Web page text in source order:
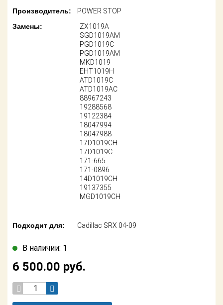
Возврат
Производитель:
POWER STOP
Замены:
ZX1019A
SGD1019AM
PGD1019C
PGD1019AM
MKD1019
EHT1019H
ATD1019C
ATD1019AC
88967243
19288568
19122384
18047994
18047988
17D1019CH
17D1019C
171-665
171-0896
14D1019CH
19137355
MGD1019CH
Подходит для: Cadillac SRX 04-09
В наличии: 1
6 500.00 руб.